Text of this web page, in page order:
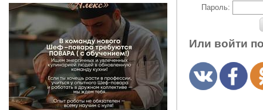
Пароль:
Или войти